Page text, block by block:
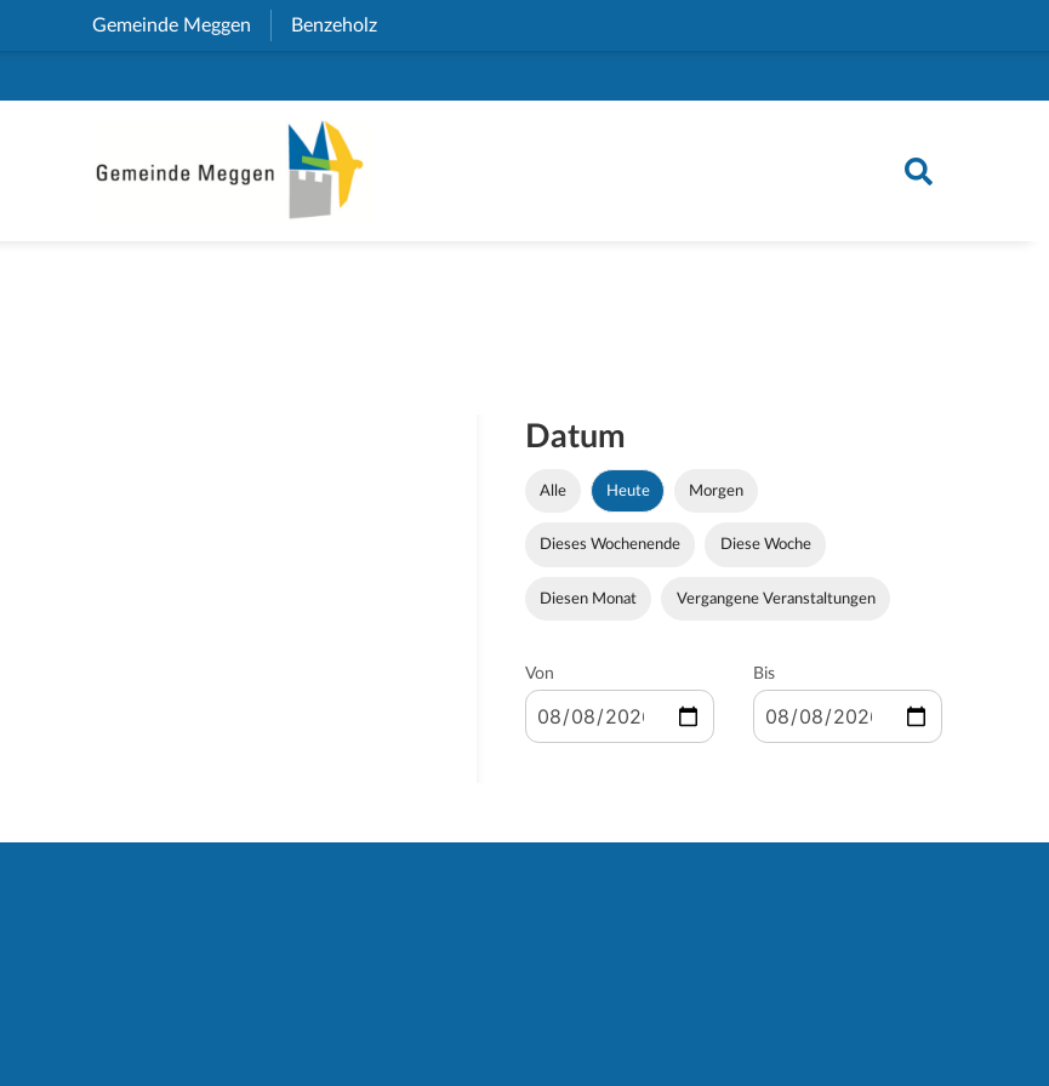
Gemeinde Meggen (External Link)
Benzeholz(External Link)
Datum
Alle Heute Morgen
Dieses Wochenende Diese Woche
Diesen Monat Vergangene Veranstaltungen
Von Bis